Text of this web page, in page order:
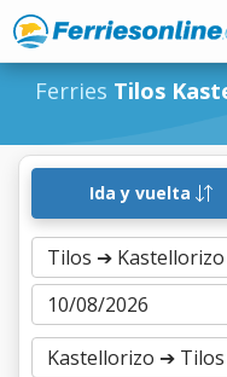
Ferries Tilos
Ida y vuelta